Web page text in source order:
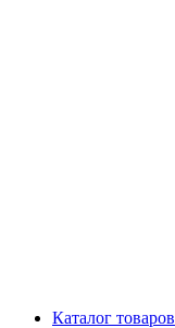
Каталог товаров